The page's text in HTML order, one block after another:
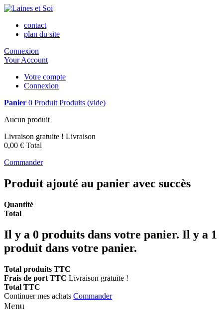
contact
plan du site
Connexion
Your Account
Votre compte
Connexion
Panier 0 Produit Produits (vide)
Aucun produit
Livraison gratuite ! Livraison
0,00 € Total
Commander
Produit ajouté au panier avec succès
Quantité
Total
Il y a 0 produits dans votre panier. Il y a 1
produit dans votre panier.
Total produits TTC
Frais de port TTC Livraison gratuite !
Total TTC
Continuer mes achats Commander
Menu